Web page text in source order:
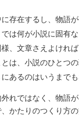
存在するし、物語
は何が小説に固有
、文章さえよけれ
は、小説のひとつ
あるのはいうまでも
れではなく、物語
かたりのつくり方